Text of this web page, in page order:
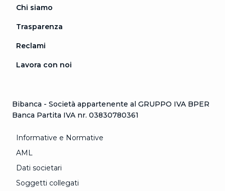
Chi siamo
Trasparenza
Reclami
Lavora con noi
Bibanca - Società appartenente al GRUPPO IVA BPER
Banca Partita IVA nr. 03830780361
Informative e Normative
AML
Dati societari
Soggetti collegati